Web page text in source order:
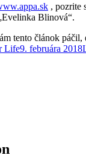
, pozrite
Blinová“.
tento článok páčil,
Life9. februára 2018